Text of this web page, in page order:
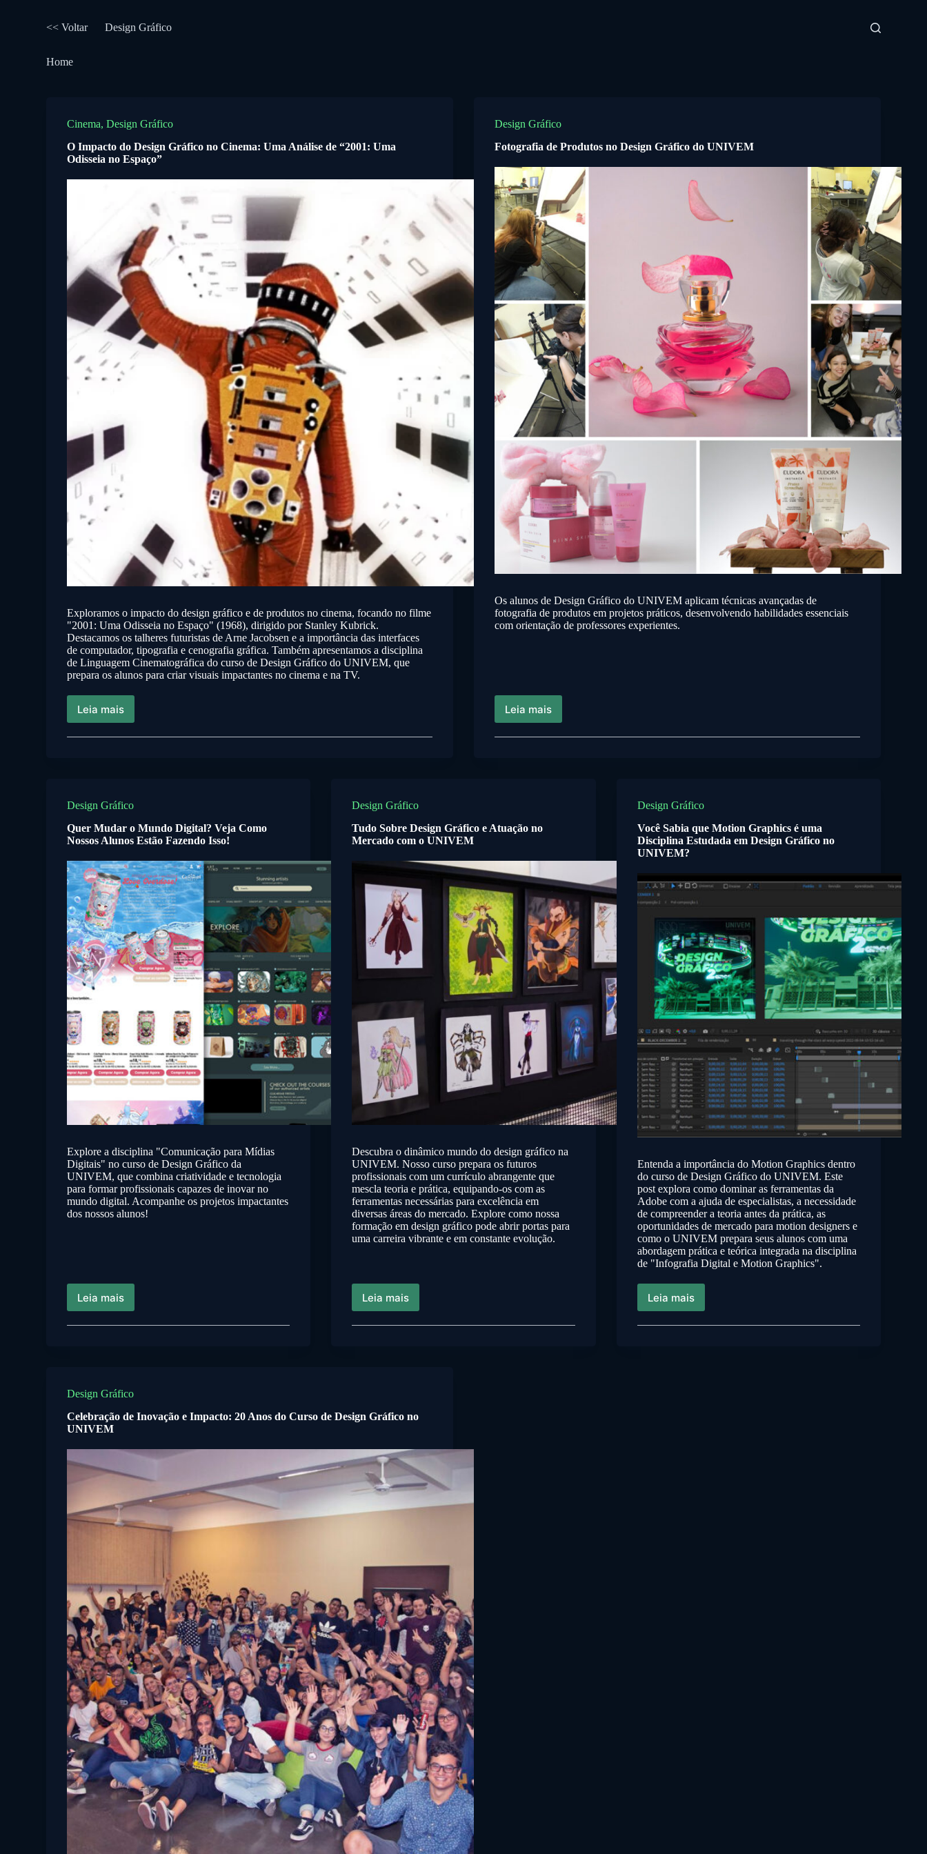
<< Voltar Design Gráfico
Home
Cinema,Design Gráfico
O Impacto do Design Gráfico no Cinema: Uma Análise de “2001: Uma
Odisseia no Espaço”
Exploramos o impacto do design gráfico e de produtos no cinema, focando no filme
"2001: Uma Odisseia no Espaço" (1968), dirigido por Stanley Kubrick.
Destacamos os talheres futuristas de Arne Jacobsen e a importância das interfaces
de computador, tipografia e cenografia gráfica. Também apresentamos a disciplina
de Linguagem Cinematográfica do curso de Design Gráfico do UNIVEM, que
prepara os alunos para criar visuais impactantes no cinema e na TV.
Leia mais
Design Gráfico
Fotografia de Produtos no Design Gráfico do UNIVEM
Os alunos de Design Gráfico do UNIVEM aplicam técnicas avançadas de
fotografia de produtos em projetos práticos, desenvolvendo habilidades essenciais
com orientação de professores experientes.
Leia mais
Design Gráfico
Quer Mudar o Mundo Digital? Veja Como
Nossos Alunos Estão Fazendo Isso!
Explore a disciplina "Comunicação para Mídias
Digitais" no curso de Design Gráfico da
UNIVEM, que combina criatividade e tecnologia
para formar profissionais capazes de inovar no
mundo digital. Acompanhe os projetos impactantes
dos nossos alunos!
Leia mais
Design Gráfico
Tudo Sobre Design Gráfico e Atuação no
Mercado com o UNIVEM
Descubra o dinâmico mundo do design gráfico na
UNIVEM. Nosso curso prepara os futuros
profissionais com um currículo abrangente que
mescla teoria e prática, equipando-os com as
ferramentas necessárias para excelência em
diversas áreas do mercado. Explore como nossa
formação em design gráfico pode abrir portas para
uma carreira vibrante e em constante evolução.
Leia mais
Design Gráfico
Você Sabia que Motion Graphics é uma
Disciplina Estudada em Design Gráfico no
UNIVEM?
Entenda a importância do Motion Graphics dentro
do curso de Design Gráfico do UNIVEM. Este
post explora como dominar as ferramentas da
Adobe com a ajuda de especialistas, a necessidade
de compreender a teoria antes da prática, as
oportunidades de mercado para motion designers e
como o UNIVEM prepara seus alunos com uma
abordagem prática e teórica integrada na disciplina
de "Infografia Digital e Motion Graphics".
Leia mais
Design Gráfico
Celebração de Inovação e Impacto: 20 Anos do Curso de Design Gráfico no
UNIVEM